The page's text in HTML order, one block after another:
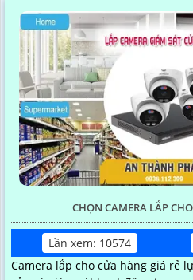
CHỌN CAMERA LẮP
Lần xem: 10574
Camera lắp cho cửa hàng giá rẻ